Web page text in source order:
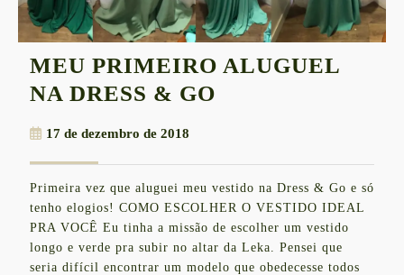
MEU PRIMEIRO ALUGUEL
NA DRESS & GO
NA
DRESS
&
GO
17 de dezembro de 2018
de
2018
Primeira vez que aluguei meu vestido na Dress & Go e só
tenho elogios! COMO ESCOLHER O VESTIDO IDEAL
PRA VOCÊ Eu tinha a missão de escolher um vestido
longo e verde pra subir no altar da Leka. Pensei que
seria difícil encontrar um modelo que obedecesse todos